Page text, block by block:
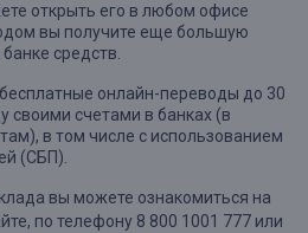
открыть его в любом офисе
вы получите еще большую
средств.
онлайн-переводы до 30
своими счетами в банках (в
в том числе с использованием
(СБП).
вы можете ознакомиться на
по телефону 8 800 1001 777 или